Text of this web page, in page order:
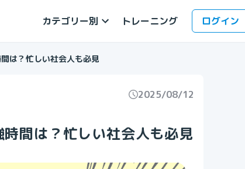
カテゴリー別 トレーニング ログイン
は？忙しい社会人も必見
2025/08/12
間は？忙しい社会人も必見